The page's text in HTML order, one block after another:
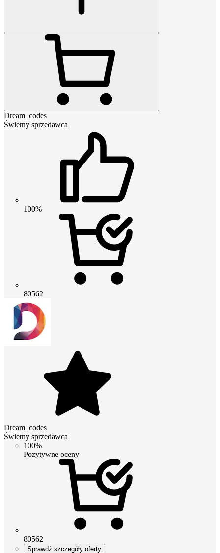
Dream_codes
Świetny sprzedawca
100%
80562
Dream_codes
Świetny sprzedawca
100%
Pozytywne oceny
80562
Sprawdź szczegóły oferty